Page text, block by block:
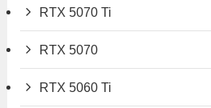
RTX 5070 Ti
RTX 5070
RTX 5060 Ti